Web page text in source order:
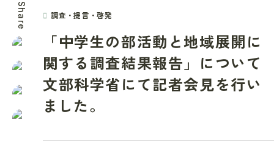
Share 調査・提言・啓発
「中学生の部活動と地域展開に
関する調査結果報告」について
文部科学省にて記者会見を行い
ました。